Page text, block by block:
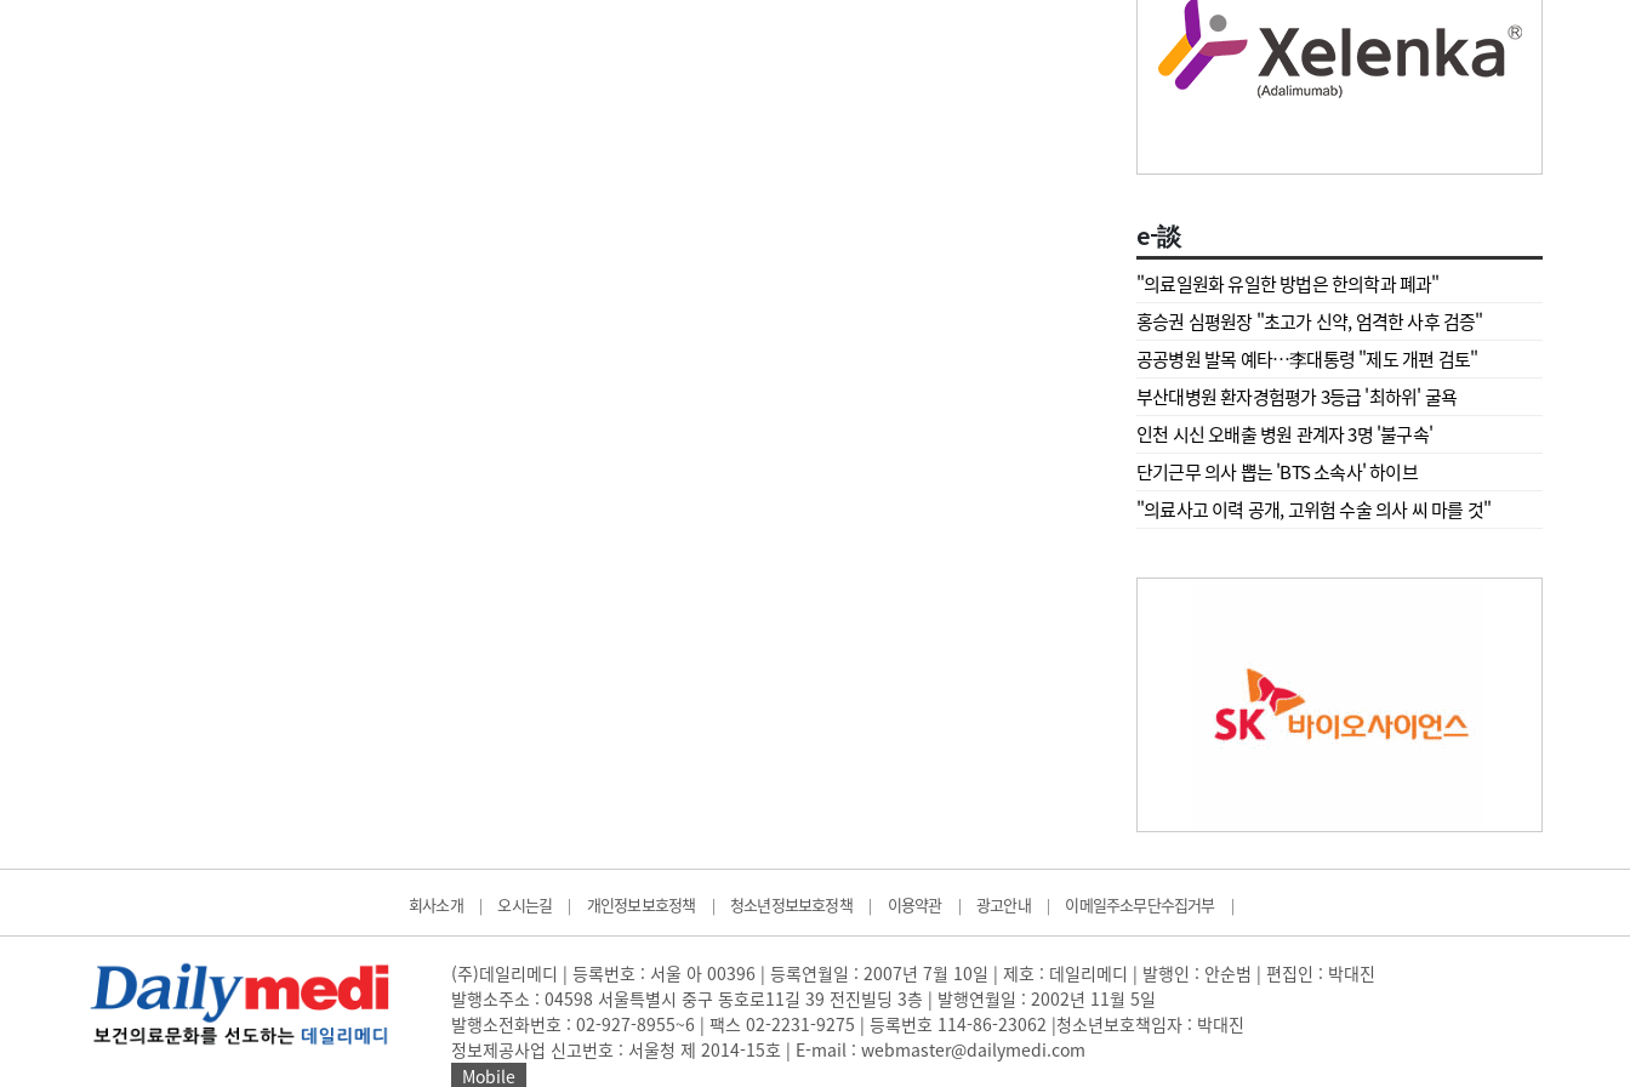
e-談
"의료일원화 유일한 방법은 한의학과 폐과"
홍승권 심평원장 " 초고가 신약, 엄격한 사후 검증"
공공병원 발목 예타…李대통령 "제도 개편 검토"
부산대병원 환자경험평가 3등급 '최하위' 굴욕
인천 시신 오배출 병원 관계자 3명 '불구속'
단기근무 의사 뽑는 'BTS 소속사' 하이브
"의료사고 이력 공개, 고위험 수술 의사 씨 마를 것"
회사소개 | 오시는길 | 개인정보보호정책 | 청소년정보보호정책 | 이용약관 | 광고안내 | 이메일주소무단수집거부 |
(주)데일리메디 | 등록번호 : 서울 아 00396 | 등록연월일 : 2007년 7월 10일 | 제호 : 데일리메디 | 발행인 : 안순범 | 편집인 : 박대진
발행소주소 : 04598 서울특별시 중구 동호로11길 39 전진빌딩 3층 | 발행연월일 : 2002년 11월 5일
발행소전화번호 : 02-927-8955~6 | 팩스 02-2231-9275 | 등록번호 114-86-23062 |청소년보호책임자 : 박대진
정보제공사업 신고번호 : 서울청 제 2014-15호 | E-mail : webmaster@dailymedi.com
Mobile